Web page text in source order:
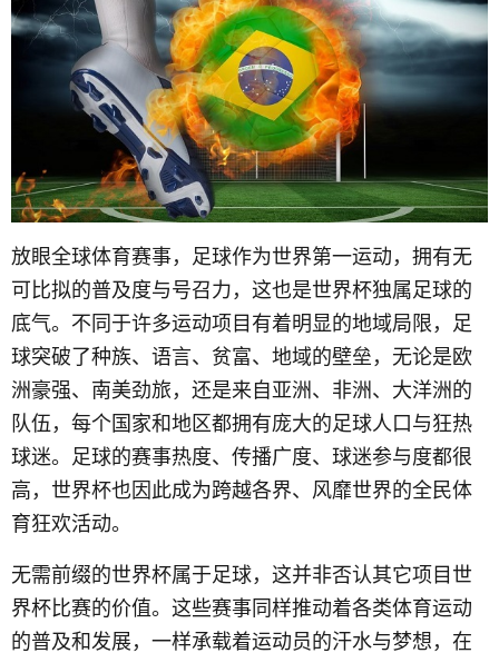
放眼全球体育赛事，足球作为世界第一运动，拥有无
可比拟的普及度与号召力，这也是世界杯独属足球的
底气。不同于许多运动项目有着明显的地域局限，足
球突破了种族、语言、贫富、地域的壁垒，无论是欧
洲豪强、南美劲旅，还是来自亚洲、非洲、大洋洲的
队伍，每个国家和地区都拥有庞大的足球人口与狂热
球迷。足球的赛事热度、传播广度、球迷参与度都很
高，世界杯也因此成为跨越各界、风靡世界的全民体
育狂欢活动。
无需前缀的世界杯属于足球，这并非否认其它项目世
界杯比赛的价值。这些赛事同样推动着各类体育运动
的普及和发展，一样承载着运动员的汗水与梦想，在